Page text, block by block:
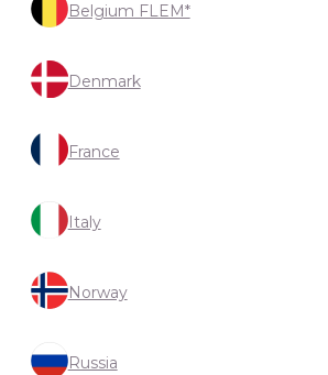
Belgium FLEM*
Denmark
France
Italy
Norway
Russia